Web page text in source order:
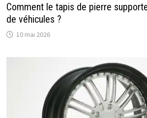
Comment le tapis de pierre
de véhicules ?
10 mai 2026